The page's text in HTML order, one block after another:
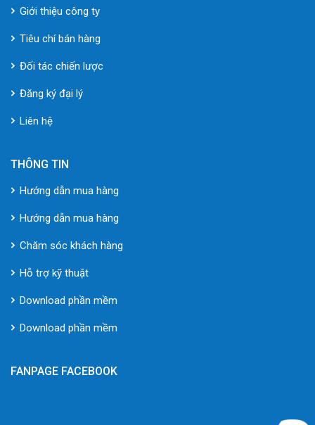
Giới thiệu công ty
Tiêu chí bán hàng
Đối tác chiến lược
Đăng ký đại lý
Liên hệ
THÔNG TIN
Hướng dẫn mua hàng
Hướng dẫn mua hàng
Chăm sóc khách hàng
Hỗ trợ kỹ thuật
Download phần mềm
Download phần mềm
FANPAGE FACEBOOK